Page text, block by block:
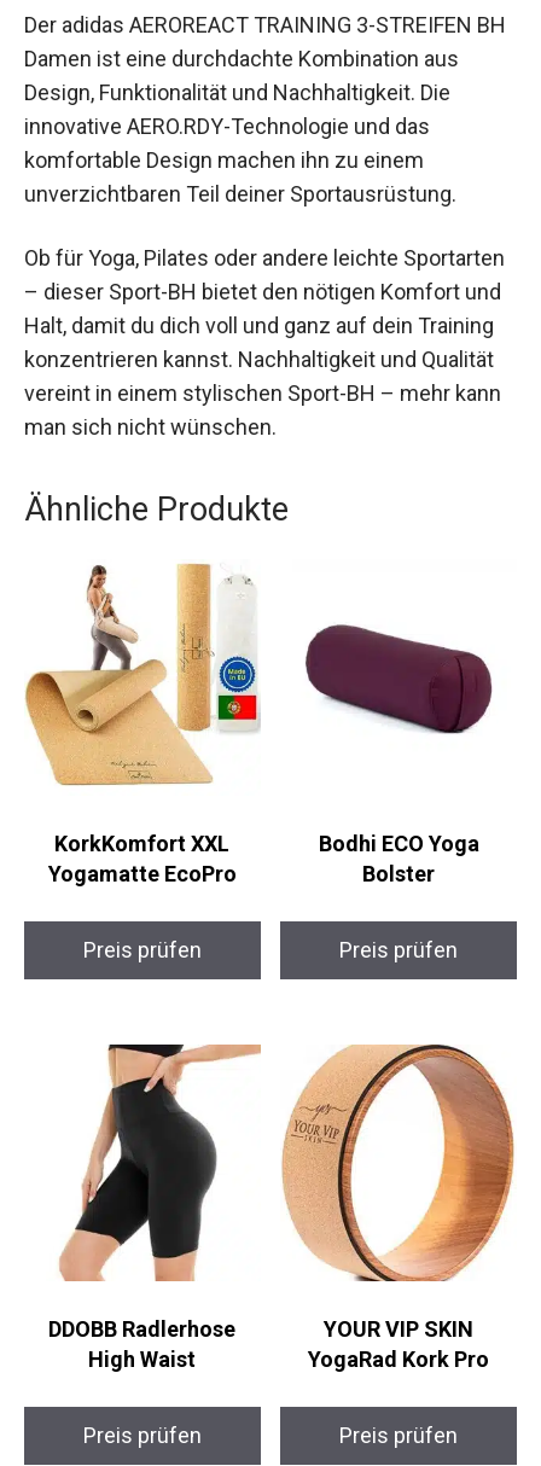
Fazit
Der adidas AEROREACT TRAINING 3-STREIFEN
BH Damen ist eine durchdachte Kombination aus
Design, Funktionalität und Nachhaltigkeit. Die
innovative AERO.RDY-Technologie und das
unverzichtbaren Teil deiner Sportausrüstung.
Ob für Yoga, Pilates oder andere leichte
Sportarten – dieser Sport-BH bietet den nötigen
Komfort und Halt, damit du dich voll und ganz auf
dein Training konzentrieren kannst.
stylischen Sport-BH – mehr kann man sich nicht
Ähnliche Produkte
KorkKomfort XXL
Yogamatte EcoPro
Preis prüfen
Bodhi ECO Yoga
Bolster
Preis prüfen
DDOBB Radlerhose
High Waist
YOUR VIP SKIN
YogaRad Kork Pro